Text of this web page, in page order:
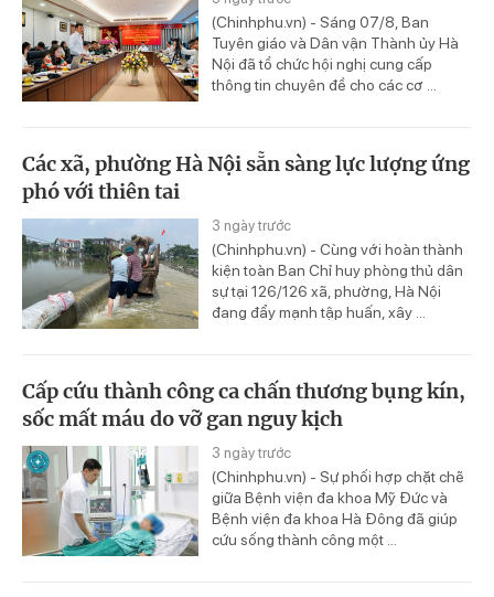
(Chinhphu.vn) - Sáng 07/8, Ban
Tuyên giáo và Dân vận Thành ủy Hà
Nội đã tổ chức hội nghị cung cấp
thông tin chuyên đề cho các cơ ...
Các xã, phường Hà Nội sẵn sàng lực lượng ứng
phó với thiên tai
3 ngày trước
(Chinhphu.vn) - Cùng với hoàn thành
kiện toàn Ban Chỉ huy phòng thủ dân
sự tại 126/126 xã, phường, Hà Nội
đang đẩy mạnh tập huấn, xây ...
Cấp cứu thành công ca chấn thương bụng kín,
sốc mất máu do vỡ gan nguy kịch
3 ngày trước
(Chinhphu.vn) - Sự phối hợp chặt chẽ
giữa Bệnh viện đa khoa Mỹ Đức và
Bệnh viện đa khoa Hà Đông đã giúp
cứu sống thành công một ...